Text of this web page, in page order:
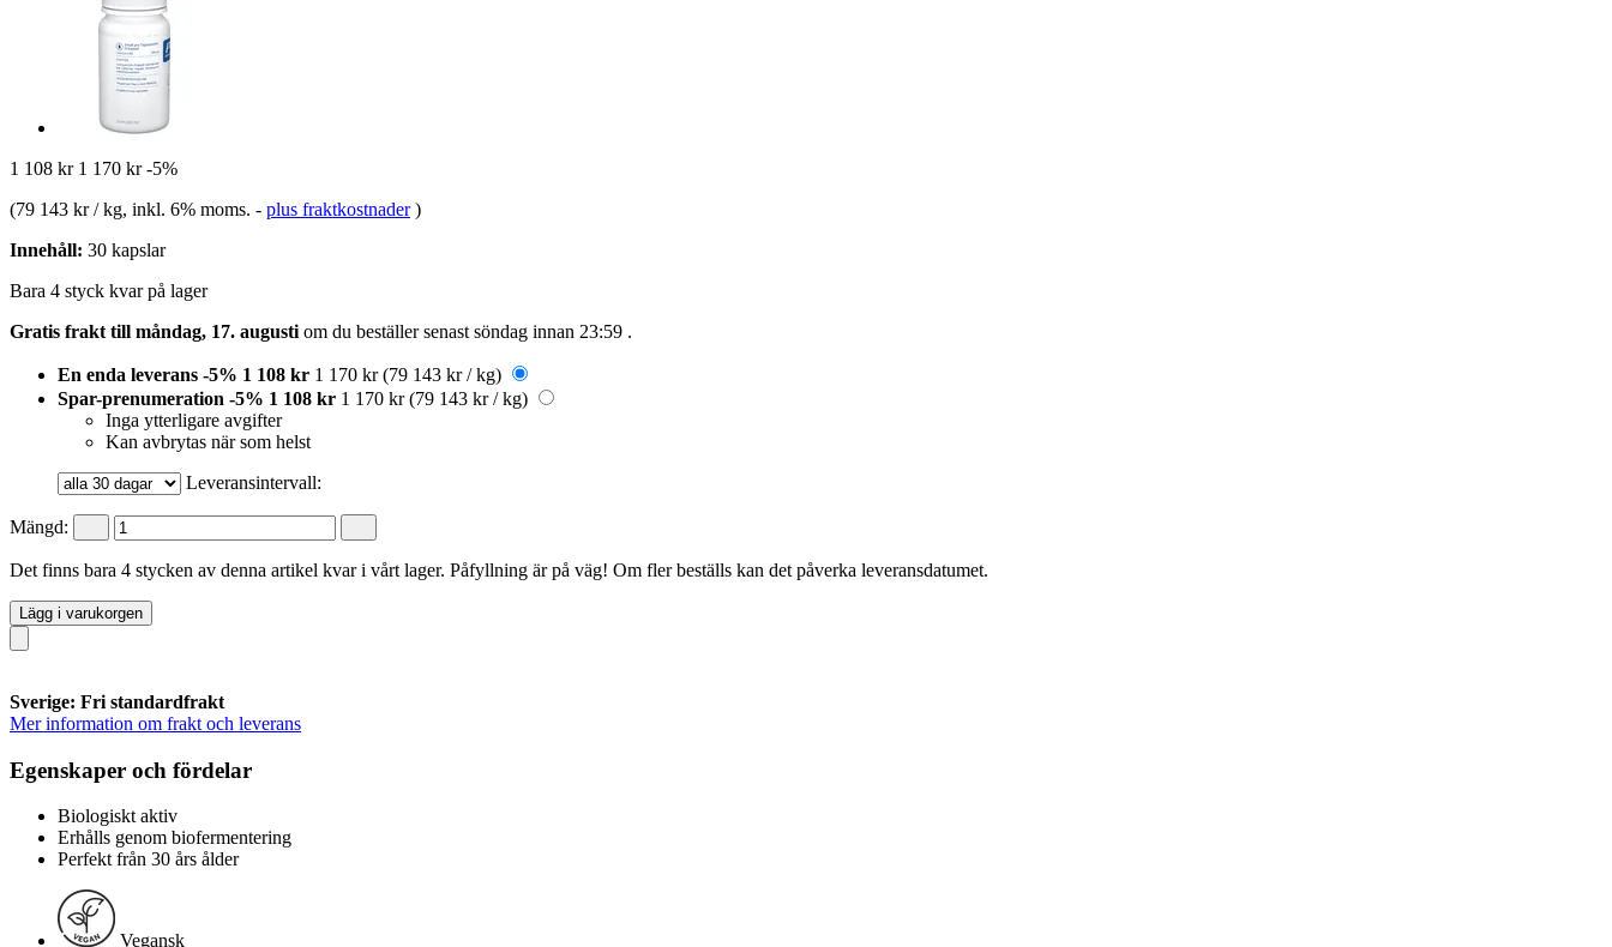
1 108 kr 1 170 kr -5%
(79 143 kr / kg, inkl. 6% moms. - plus fraktkostnader )
Innehåll: 30 kapslar
Bara 4 styck kvar på lager
Gratis frakt till måndag, 17. augusti om du beställer senast söndag innan 23:59 .
En enda leverans -5% 1 108 kr 1 170 kr (79 143 kr / kg)
Spar-prenumeration -5% 1 108 kr 1 170 kr (79 143 kr / kg)
Inga ytterligare avgifter
Kan avbrytas när som helst
Leveransintervall:
Mängd:
Det finns bara 4 stycken av denna artikel kvar i vårt lager. Påfyllning är på väg! Om fler beställs kan det påverka leveransdatumet.
Lägg i varukorgen
Sverige: Fri standardfrakt
Mer information om frakt och leverans
Egenskaper och fördelar
Biologiskt aktiv
Erhålls genom biofermentering
Perfekt från 30 års ålder
Vegansk